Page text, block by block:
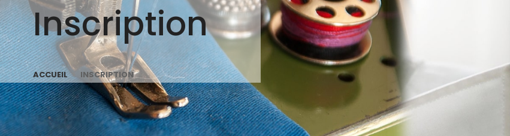
Inscription
ACCUEIL INSCRIPTION